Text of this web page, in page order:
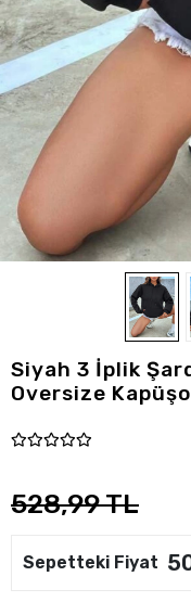
Siyah 3 İplik
Oversize
528,99 TL
Sepetteki Fiyat